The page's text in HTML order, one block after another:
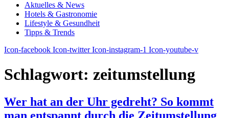
Aktuelles & News
Hotels & Gastronomie
Lifestyle & Gesundheit
Tipps & Trends
Icon-facebook Icon-twitter Icon-instagram-1 Icon-youtube-v
Schlagwort: zeitumstellung
Wer hat an der Uhr gedreht? So kommt